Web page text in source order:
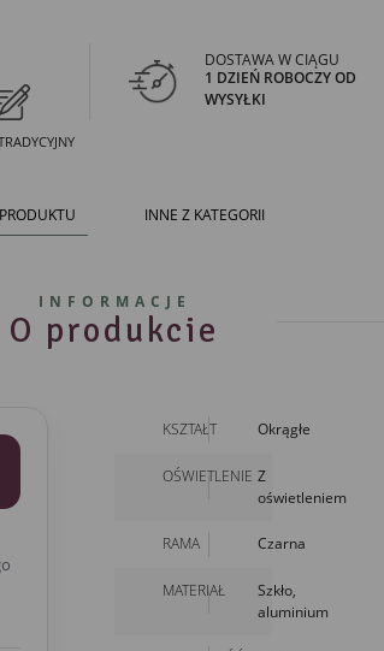
DOSTAWA W CIĄGU
1 DZIEŃ ROBOCZY OD
WYSYŁKI
INNE Z KATEGORII
INFORMACJE
O produkcie
KSZTAŁT Okrągłe
OŚWIETLENIE Z
oświetleniem
RAMA Czarna
MATERIAŁ
Szkło,
aluminium